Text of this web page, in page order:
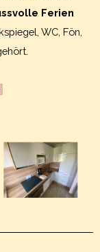
Ferien
WC, Fön,